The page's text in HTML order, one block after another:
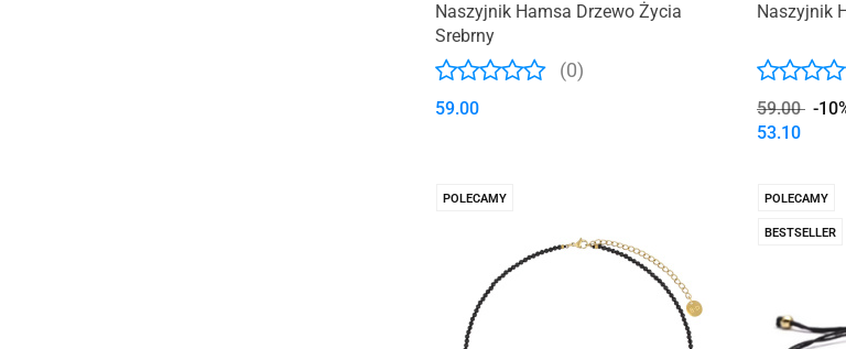
Naszyjnik Hamsa Drzewo Życia
Srebrny
(0)
59.00
Naszyjnik
59.00 -
53.10
POLECAMY POLECAMY
BESTSELLER